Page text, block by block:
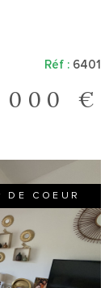
lecture ou
profiter
verdure et
Réf : 6401
000 €
DE COEUR